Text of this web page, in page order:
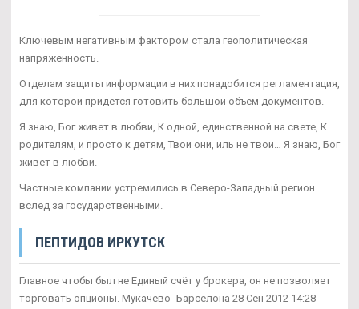
Ключевым негативным фактором стала геополитическая
напряженность.
Отделам защиты информации в них понадобится регламентация,
для которой придется готовить большой объем документов.
Я знаю, Бог живет в любви, К одной, единственной на свете, К
родителям, и просто к детям, Твои они, иль не твои… Я знаю, Бог
живет в любви.
Частные компании устремились в Северо-Западный регион
вслед за государственными.
ПЕПТИДОВ ИРКУТСК
Главное чтобы был не Единый счёт у брокера, он не позволяет
торговать опционы. Мукачево -Барселона 28 Сен 2012 14:28